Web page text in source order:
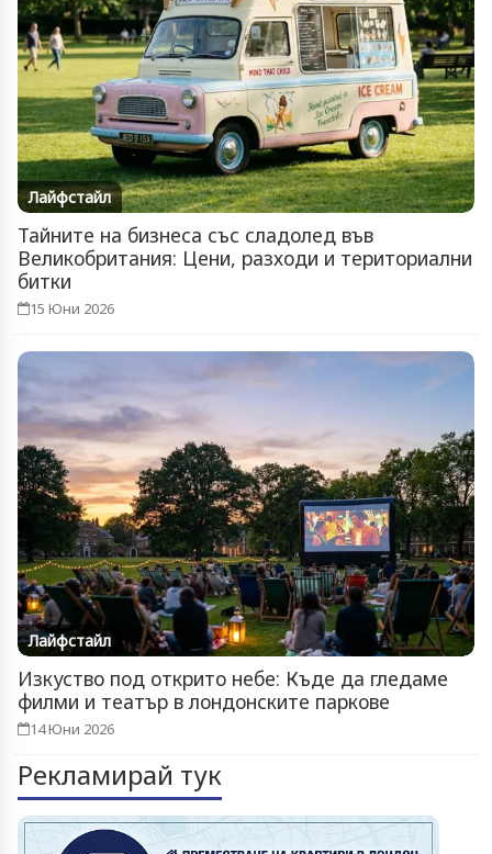
Лайфстайл
Тайните на бизнеса със сладолед във
Великобритания: Цени, разходи и териториални
битки
15 Юни 2026
Лайфстайл
Изкуство под открито небе: Къде да гледаме
филми и театър в лондонските паркове
14 Юни 2026
Рекламирай тук